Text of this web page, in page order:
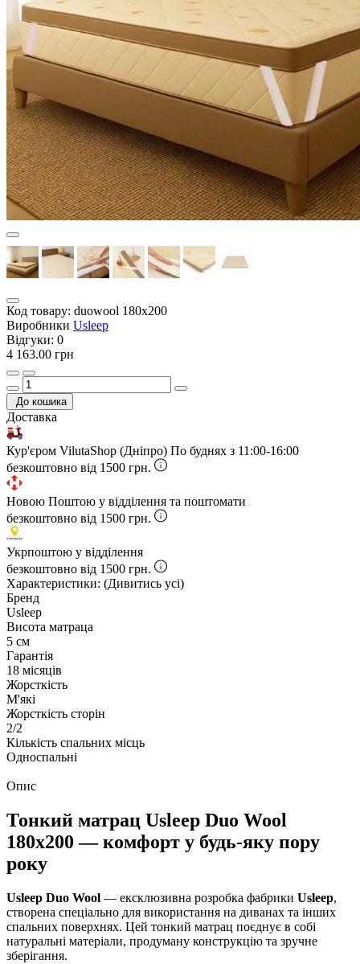
Код товару: duowool 180х200
Виробники Usleep
Відгуки: 0
4 163.00 грн
До кошика
Доставка
Кур'єром VilutaShop (Дніпро) По буднях з 11:00-16:00
безкоштовно від 1500 грн.
Новою Поштою у відділення та поштомати
безкоштовно від 1500 грн.
Укрпоштою у відділення
безкоштовно від 1500 грн.
Характеристики: (Дивитись усі)
Бренд
Usleep
Висота матраца
5 см
Гарантія
18 місяців
Жорсткість
М'які
Жорсткість сторін
2/2
Кількість спальних місць
Односпальні
Опис
Тонкий матрац Usleep Duo Wool
180х200 — комфорт у будь-яку пору
року
Usleep Duo Wool — ексклюзивна розробка фабрики Usleep,
створена спеціально для використання на диванах та інших
спальних поверхнях. Цей тонкий матрац поєднує в собі
натуральні матеріали, продуману конструкцію та зручне
зберігання.